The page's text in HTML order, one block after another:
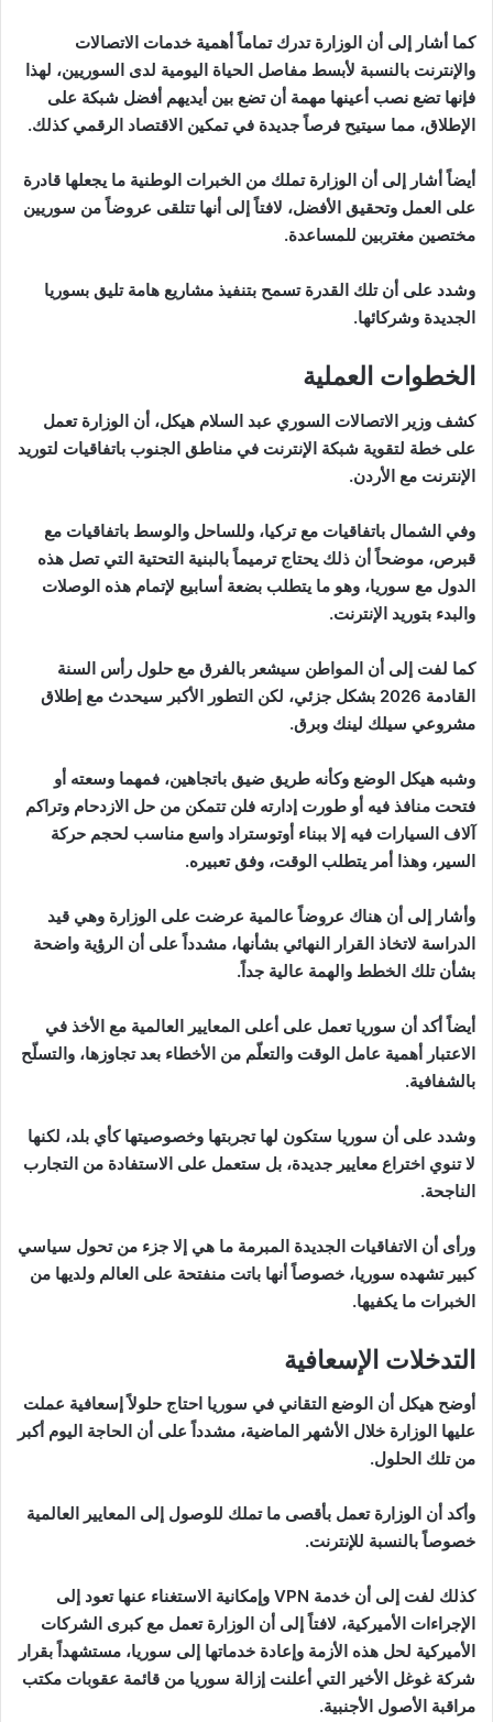
كما أشار إلى أن الوزارة تدرك تماماً أهمية خدمات الاتصالات
والإنترنت بالنسبة لأبسط مفاصل الحياة اليومية لدى السوريين، لهذا
فإنها تضع نصب أعينها مهمة أن تضع بين أيديهم أفضل شبكة على
الإطلاق، مما سيتيح فرصاً جديدة في تمكين الاقتصاد الرقمي كذلك.
أيضاً أشار إلى أن الوزارة تملك من الخبرات الوطنية ما يجعلها قادرة
على العمل وتحقيق الأفضل، لافتاً إلى أنها تتلقى عروضاً من سوريين
مختصين مغتربين للمساعدة.
وشدد على أن تلك القدرة تسمح بتنفيذ مشاريع هامة تليق بسوريا
الجديدة وشركائها.
الخطوات العملية
كشف وزير الاتصالات السوري عبد السلام هيكل، أن الوزارة تعمل
على خطة لتقوية شبكة الإنترنت في مناطق الجنوب باتفاقيات لتوريد
الإنترنت مع الأردن.
وفي الشمال باتفاقيات مع تركيا، وللساحل والوسط باتفاقيات مع
قبرص، موضحاً أن ذلك يحتاج ترميماً بالبنية التحتية التي تصل هذه
الدول مع سوريا، وهو ما يتطلب بضعة أسابيع لإتمام هذه الوصلات
والبدء بتوريد الإنترنت.
كما لفت إلى أن المواطن سيشعر بالفرق مع حلول رأس السنة
القادمة 2026 بشكل جزئي، لكن التطور الأكبر سيحدث مع إطلاق
مشروعي سيلك لينك وبرق.
وشبه هيكل الوضع وكأنه طريق ضيق باتجاهين، فمهما وسعته أو
فتحت منافذ فيه أو طورت إدارته فلن تتمكن من حل الازدحام وتراكم
آلاف السيارات فيه إلا ببناء أوتوستراد واسع مناسب لحجم حركة
السير، وهذا أمر يتطلب الوقت، وفق تعبيره.
وأشار إلى أن هناك عروضاً عالمية عرضت على الوزارة وهي قيد
الدراسة لاتخاذ القرار النهائي بشأنها، مشدداً على أن الرؤية واضحة
بشأن تلك الخطط والهمة عالية جداً.
أيضاً أكد أن سوريا تعمل على أعلى المعايير العالمية مع الأخذ في
الاعتبار أهمية عامل الوقت والتعلّم من الأخطاء بعد تجاوزها، والتسلّح
بالشفافية.
وشدد على أن سوريا ستكون لها تجربتها وخصوصيتها كأي بلد، لكنها
لا تنوي اختراع معايير جديدة، بل ستعمل على الاستفادة من التجارب
الناجحة.
ورأى أن الاتفاقيات الجديدة المبرمة ما هي إلا جزء من تحول سياسي
كبير تشهده سوريا، خصوصاً أنها باتت منفتحة على العالم ولديها من
الخبرات ما يكفيها.
التدخلات الإسعافية
أوضح هيكل أن الوضع التقاني في سوريا احتاج حلولاً إسعافية عملت
عليها الوزارة خلال الأشهر الماضية، مشدداً على أن الحاجة اليوم أكبر
من تلك الحلول.
وأكد أن الوزارة تعمل بأقصى ما تملك للوصول إلى المعايير العالمية
خصوصاً بالنسبة للإنترنت.
كذلك لفت إلى أن خدمة VPN وإمكانية الاستغناء عنها تعود إلى
الإجراءات الأميركية، لافتاً إلى أن الوزارة تعمل مع كبرى الشركات
الأميركية لحل هذه الأزمة وإعادة خدماتها إلى سوريا، مستشهداً بقرار
شركة غوغل الأخير التي أعلنت إزالة سوريا من قائمة عقوبات مكتب
مراقبة الأصول الأجنبية.